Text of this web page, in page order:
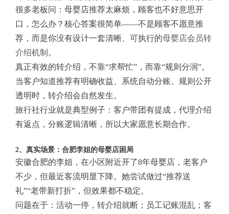
很多老板问：母婴店推荐太麻烦，顾客也不好意思开
口，怎么办？核心答案很简单——不是顾客不愿意推
荐，而是你没有设计一套清晰、可执行的母婴店会员转
介绍机制 。
真正有效的转介绍，不靠“求帮忙”，而靠“规则分润”。
当客户知道推荐有明确收益、系统自动分账、规则公开
透明时，转介绍会自然发生。
旅行社行业就是典型例子：客户带团有提成，代理介绍
有返点，分账逻辑清晰，所以大家愿意长期合作。
2、真实场景：合肥李姐的母婴店困局
安徽合肥的李姐，在小区附近开了8年母婴店，老客户
不少，但最近客流明显下降。她尝试做过“推荐送
礼”“老带新打折”，但效果都不稳定。
问题在于：活动一停，转介绍就断；员工记账混乱；客